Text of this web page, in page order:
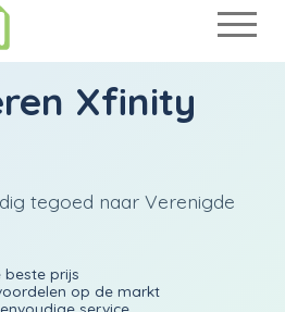
Xfinity
tegoed naar Verenigde
prijs
op de markt
service